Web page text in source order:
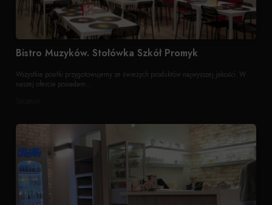
Bistro Muzyków. Stołówka Szkół Promyk
Wszystkie posiłki przygotowujemy ze świeżych produktów najwyższej jakości. W
naszej ofercie posiadam...